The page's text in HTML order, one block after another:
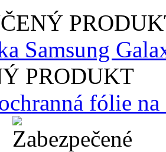
Samsung
PRODUKT
fólie